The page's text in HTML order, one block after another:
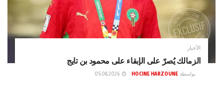
الأخبار
الزمالك يُصرّ على الإبقاء على محمود بن تايج
بواسطة HOCINE HARZOUNE